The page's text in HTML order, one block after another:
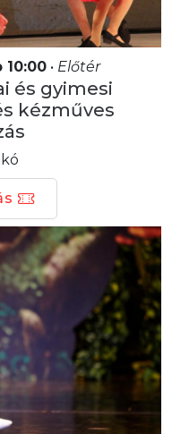
10:00• Előtér
és gyimesi
kézműves